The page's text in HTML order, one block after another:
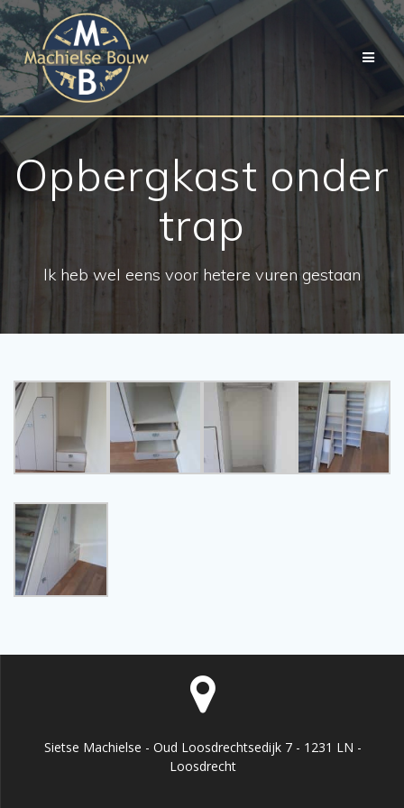
Ga
naar
de
Opbergkast onder
trap
Ik heb wel eens voor hetere vuren gestaan
Sietse Machielse - Oud Loosdrechtsedijk 7 - 1231 LN -
Loosdrecht